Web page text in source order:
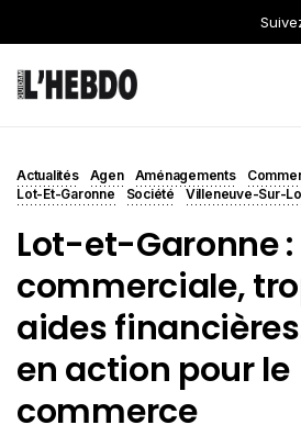
Actualités Agen Aménagements
Lot-Et-Garonne
Société Villeneuve-Sur-
Lot-et-Garonne
commerciale,
aides
en action pour le
commerce